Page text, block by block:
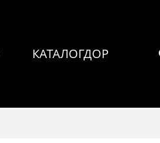
КАТАЛОГДОР